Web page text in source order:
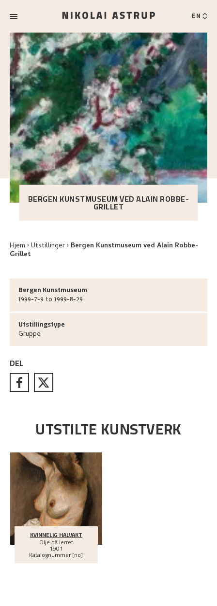
EN
BERGEN KUNSTMUSEUM VED ALAIN ROBBE-
GRILLET
Hjem Utstillinger Bergen Kunstmuseum ved Alain Robbe-
Grillet
Bergen Kunstmuseum
1999-7-9 to 1999-8-29
Utstillingstype
Gruppe
DEL
UTSTILTE KUNSTVERK
KVINNELIG HALVAKT
Olje på lerret
1901
Katalognummer [no]